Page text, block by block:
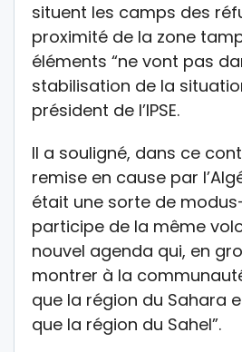
situent les camps des
proximité de la zone
éléments “ne vont pas
stabilisation de la
président de l’IPSE.
Il a souligné, dans ce
remise en cause par
était une sorte de
participe de la même
nouvel agenda qui, en
montrer à la
que la région du Sahara
que la région du Sahel”.